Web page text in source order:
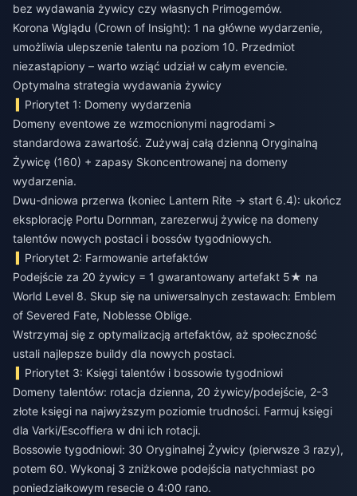
bez wydawania żywicy czy własnych Primogemów.
Korona Wglądu (Crown of Insight): 1 na główne wydarzenie,
umożliwia ulepszenie talentu na poziom 10. Przedmiot
niezastąpiony – warto wziąć udział w całym evencie.
Optymalna strategia wydawania żywicy
Priorytet 1: Domeny wydarzenia
Domeny eventowe ze wzmocnionymi nagrodami >
standardowa zawartość. Zużywaj całą dzienną Oryginalną
Żywicę (160) + zapasy Skoncentrowanej na domeny
wydarzenia.
Dwu-dniowa przerwa (koniec Lantern Rite → start 6.4): ukończ
eksplorację Portu Dornman, zarezerwuj żywicę na domeny
talentów nowych postaci i bossów tygodniowych.
Priorytet 2: Farmowanie artefaktów
Podejście za 20 żywicy = 1 gwarantowany artefakt 5★ na
World Level 8. Skup się na uniwersalnych zestawach: Emblem
of Severed Fate, Noblesse Oblige.
Wstrzymaj się z optymalizacją artefaktów, aż społeczność
ustali najlepsze buildy dla nowych postaci.
Priorytet 3: Księgi talentów i bossowie tygodniowi
Domeny talentów: rotacja dzienna, 20 żywicy/podejście, 2-3
złote księgi na najwyższym poziomie trudności. Farmuj księgi
dla Varki/Escoffiera w dni ich rotacji.
Bossowie tygodniowi: 30 Oryginalnej Żywicy (pierwsze 3 razy),
potem 60. Wykonaj 3 zniżkowe podejścia natychmiast po
poniedziałkowym resecie o 4:00 rano.